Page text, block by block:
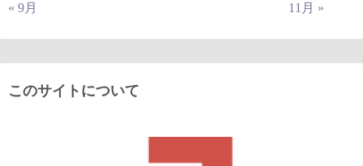
« 9月 11月 »
このサイトについて